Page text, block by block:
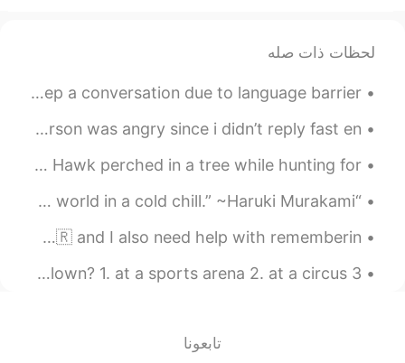
CN
EN
JP
RU
ES
EL
@LuckyHappyJovy
สองปีแล้วครับ ขอบคุณ
LuckyHappyJovy
2019.08.06 12:29
TH
CN
@江 Jiāng Цзян
เรียนไทยกี่ปีแล้วคะ..มี
พรสวรรค์นะคะเนี่ย..
لحظات ذات صله
You Met a very good guy / girl but it’s very hard to keep a conversation due to language barrier ...
I was told recently by someone that i was fat.. the person was angry since i didn’t reply fast en...
Today I worked my job as a bird biologist. This Cooper’s Hawk perched in a tree while hunting for...
“All the while the rain did not let up, drenching the world in a cold chill.” ~Haruki Murakami, “...
I need help with some new things that I learned in Korean 🇰🇷 and I also need help with rememberin...
ENGLISH QUIZ! Where would you most likely see a clown? 1. at a sports arena 2. at a circus 3....
تابعونا